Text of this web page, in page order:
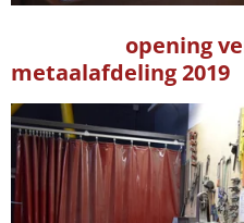
opening
metaalafdeling 2019